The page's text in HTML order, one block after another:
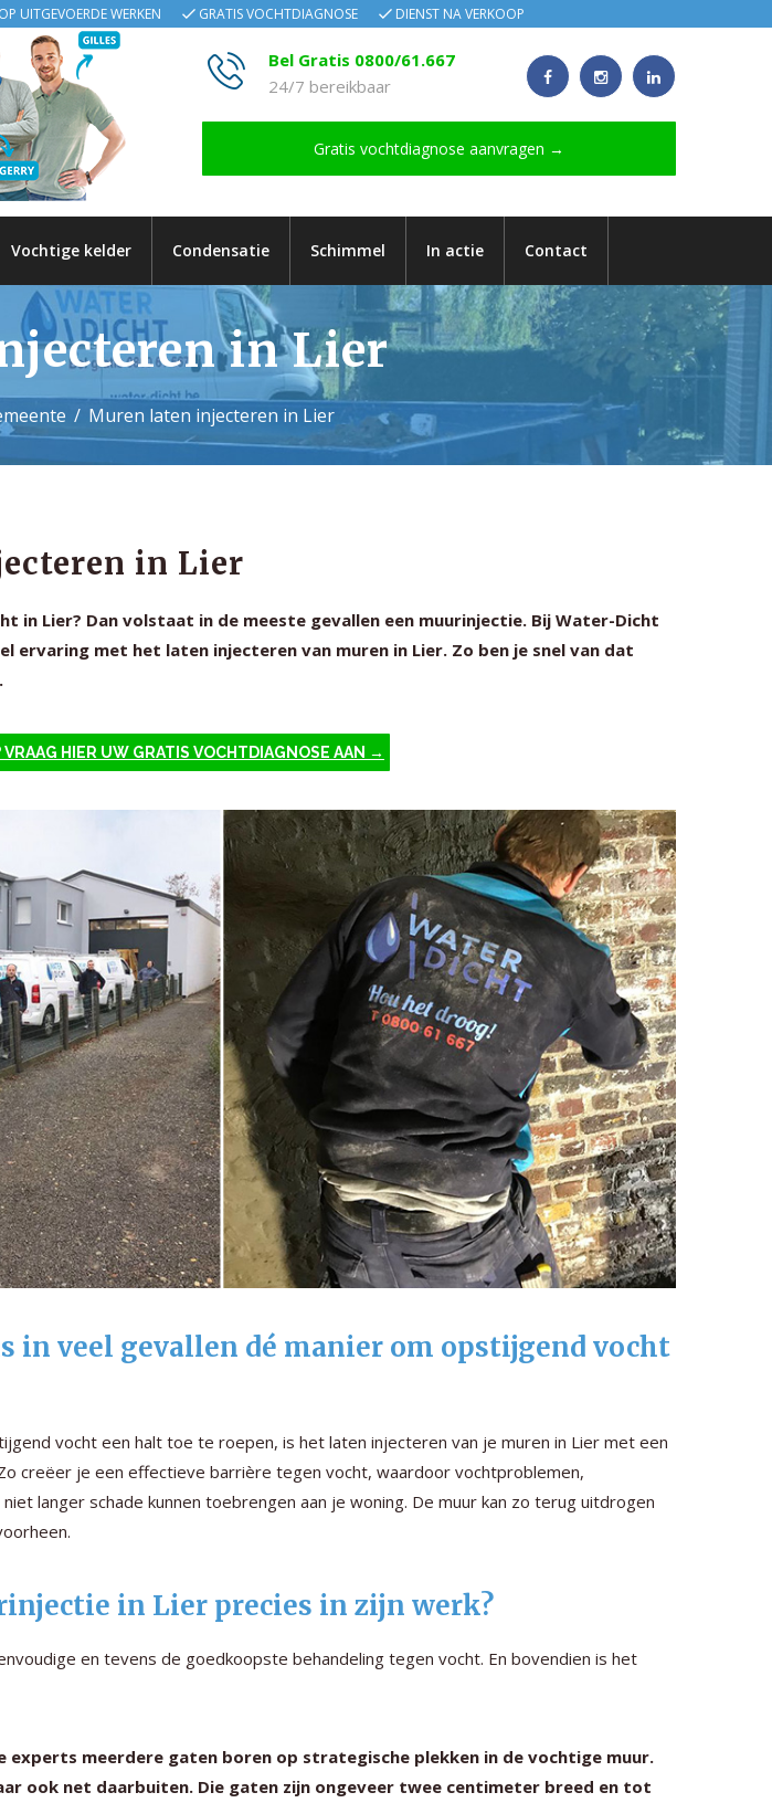
UITGEVOERDE WERKEN GRATIS VOCHTDIAGNOSE DIENST NA VERKOOP
Bel Gratis 0800/61.667
24/7 bereikbaar
Gratis vochtdiagnose aanvragen →
Vochtige kelder Condensatie Schimmel In actie Contact
in Lier
Muren laten injecteren in Lier
in Lier
in Lier? Dan volstaat in de meeste gevallen een muurinjectie. Bij Water-Dicht
ervaring met het laten injecteren van muren in Lier. Zo ben je snel van dat
HIER UW GRATIS VOCHTDIAGNOSE AAN →
in veel gevallen dé manier om opstijgend vocht
vocht een halt toe te roepen, is het laten injecteren van je muren in Lier met een
creëer je een effectieve barrière tegen vocht, waardoor vochtproblemen,
niet langer schade kunnen toebrengen aan je woning. De muur kan zo terug uitdrogen
in Lier precies in zijn werk?
en tevens de goedkoopste behandeling tegen vocht. En bovendien is het
experts meerdere gaten boren op strategische plekken in de vochtige muur.
ook net daarbuiten. Die gaten zijn ongeveer twee centimeter breed en tot